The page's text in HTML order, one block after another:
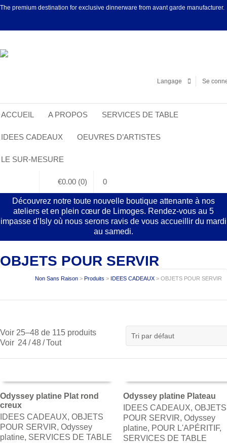
The premium destination for exclusive dinnerware from avant garde manufacturer.
Langage Se
ACCUEIL A PROPOS SERVICES DE TABLE
IDEES CADEAUX OEUVRES D’ARTISTES
LE SUR-MESURE
€0.00 (0) 0
Découvrez notre toute nouvelle boutique attenante à nos
ateliers et en plein cœur de Limoges. Rendez-vous au 5
impasse d’Isly où nous serons ravis de vous accueillir du mardi
au samedi.
OBJETS POUR SERVIR
Non Sans Raison > Produits > IDEES CADEAUX > OBJETS POUR SERVIR
Voir 25–48 de 115 produits
Voir 24/48/Tout
AJOUTER AU PANIER
Odyssey platine Plat rond
creux
IDEES CADEAUX, OBJETS
POUR SERVIR, Odyssey
platine, SERVICES DE TABLE
AJOUTER AU PANIER
Odyssey platine Plateau
IDEES CADEAUX,OBJETS
POUR SERVIR,Odyssey
platine, POUR L'APÉRITIF,
SERVICES DE TABLE